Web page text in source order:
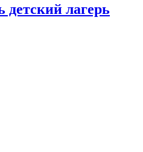
детский лагерь